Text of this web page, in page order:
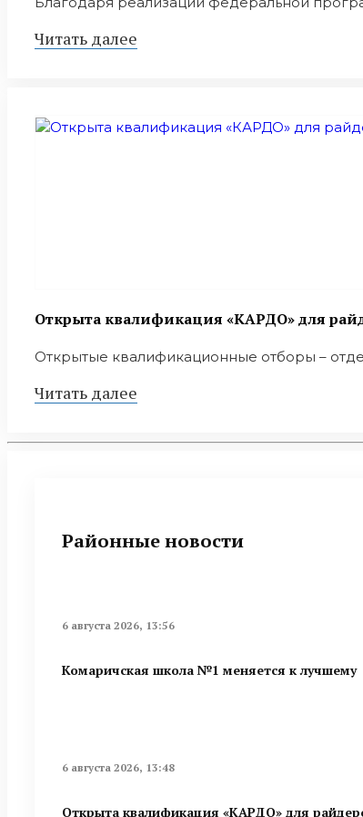
Читать далее
Открыта квалификация «КАРДО» для
Открытые квалификационные отборы –
Читать далее
Районные новости
6 августа 2026, 13:56
Комаричская школа №1 меняется к лучшему
6 августа 2026, 13:48
Открыта квалификация «КАРДО» для